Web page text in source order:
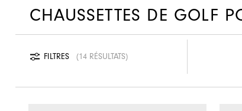
CHAUSSETTES DE GOLF
FILTRES 14 RÉSULTATS